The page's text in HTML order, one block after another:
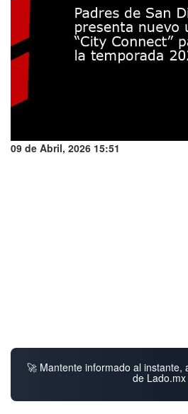
09 de Abril, 2026 15:51
🚀 Mantente informado al instante,
de Lado.mx